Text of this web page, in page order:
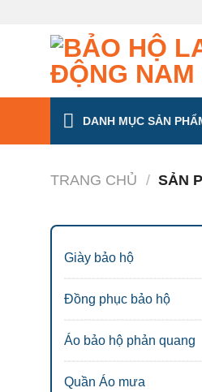
DANH MỤC SẢN
TRANG CHỦ / SẢN
Giày bảo hộ
Đồng phục bảo hộ
Áo bảo hộ phản quang
Quần Áo mưa